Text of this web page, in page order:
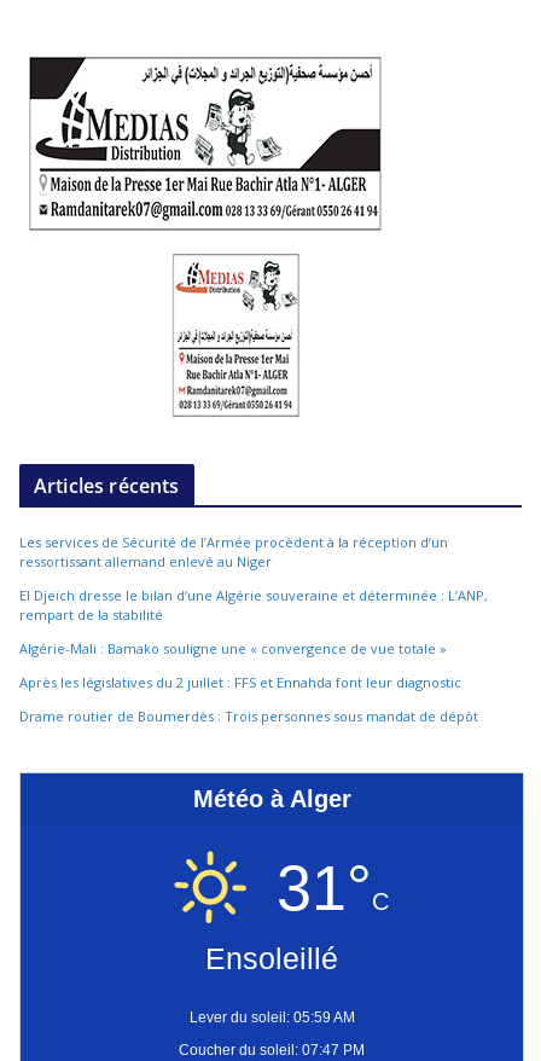
Articles récents
Les services de Sécurité de l’Armée procèdent à la réception d’un
ressortissant allemand enlevé au Niger
El Djeïch dresse le bilan d’une Algérie souveraine et déterminée : L’ANP,
rempart de la stabilité
Algérie-Mali : Bamako souligne une « convergence de vue totale »
Après les législatives du 2 juillet : FFS et Ennahda font leur diagnostic
Drame routier de Boumerdès : Trois personnes sous mandat de dépôt
Météo à Alger
31°C
Ensoleillé
Lever du soleil: 05:59 AM
Coucher du soleil: 07:47 PM